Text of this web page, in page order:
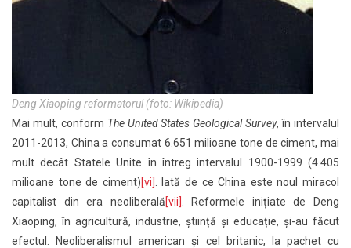
Deng Xiaoping reformatorul (foto: Wikipedia)
Mai mult, conform The United States Geological Survey, în intervalul
2011-2013, China a consumat 6.651 milioane tone de ciment, mai
mult decât Statele Unite în întreg intervalul 1900-1999 (4.405
milioane tone de ciment)[vi]
. Iată de ce China este noul miracol
capitalist din era neoliberală[vii]
. Reformele inițiate de Deng
Xiaoping, în agricultură, industrie, știință și educație, și-au făcut
efectul. Neoliberalismul american și cel britanic, la pachet cu